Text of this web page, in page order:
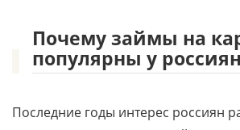
Почему займы на
популярны у
Последние годы интерес россиян